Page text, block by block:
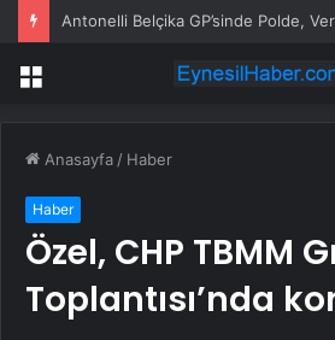
Antonelli Belçika GP’sinde Polde,
Menü
Anasayfa / Haber
Haber
Özel, CHP TBMM
Toplantısı’nda